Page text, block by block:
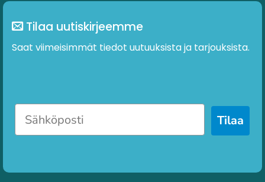
Tilaa uutiskirjeemme
Saat viimeisimmät tiedot uutuuksista ja tarjouksista.
Tilaa